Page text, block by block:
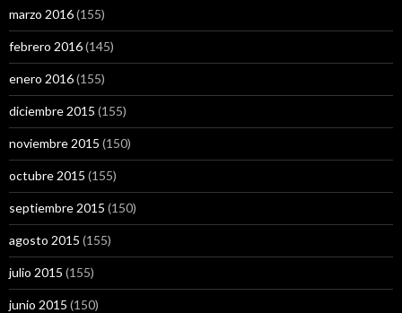
marzo 2016(155)
febrero 2016(145)
enero 2016(155)
diciembre 2015 (155)
noviembre 2015 (150)
octubre 2015 (155)
septiembre 2015 (150)
agosto 2015 (155)
julio 2015 (155)
junio 2015 (150)